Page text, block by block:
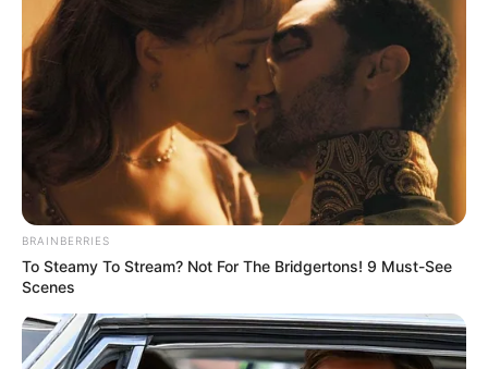
BRAINBERRIES
To Steamy To Stream? Not For The Bridgertons! 9 Must-See
Scenes